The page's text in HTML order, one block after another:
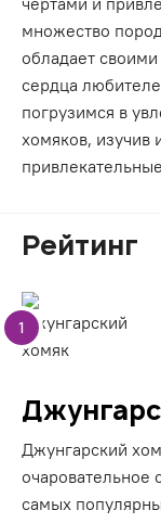
множество
обладает
сердца
погрузимся в
хомяков, изучив
Рейтинг
1
Джунгарский
очаровательное
самых